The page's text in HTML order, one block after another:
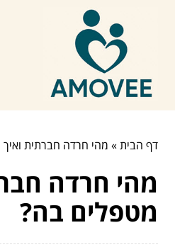
דף הבית» מהי חרדה חברתית
מהי חרדה
מטפלים בה?